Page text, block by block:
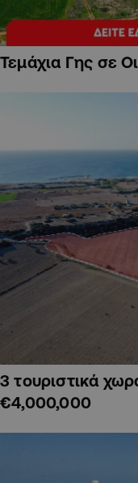
Τεμάχια Γης σε
3 τουριστικά
€4,000,000